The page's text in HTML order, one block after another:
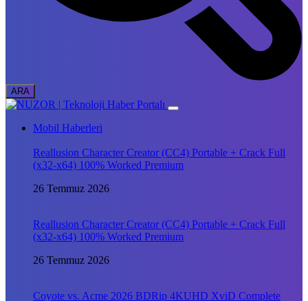
Mobil Haberleri
Reallusion Character Creator (CC4) Portable + Crack Full
(x32-x64) 100% Worked Premium
26 Temmuz 2026
Reallusion Character Creator (CC4) Portable + Crack Full
(x32-x64) 100% Worked Premium
26 Temmuz 2026
Coyote vs. Acme 2026 BDRip 4KUHD XviD Complete